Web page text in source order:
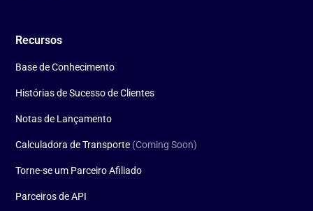
Recursos
Base de Conhecimento
Histórias de Sucesso de Clientes
Notas de Lançamento
Calculadora de Transporte (Coming Soon)
Torne-se um Parceiro Afiliado
Parceiros de API